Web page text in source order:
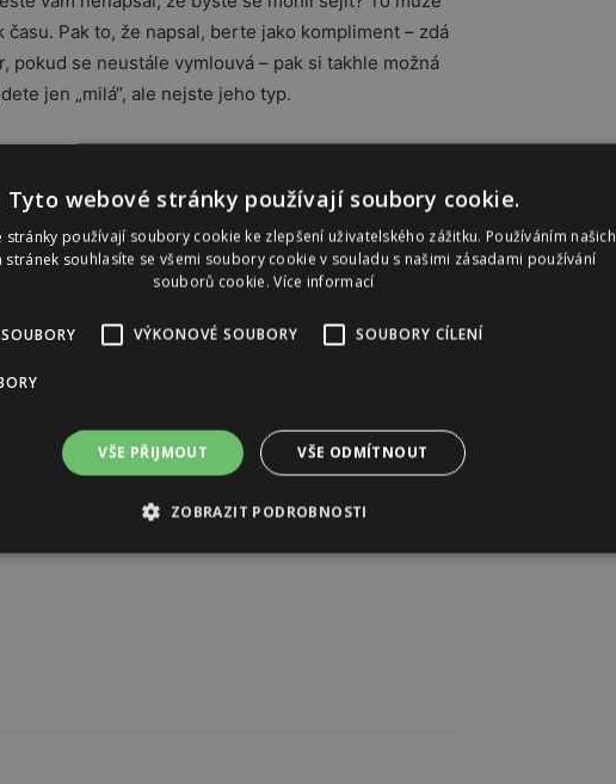
Pak to, že napsal, berte jako kompliment – zdá
pokud se neustále vymlouvá – pak si takhle možná
jen „milá“, ale nejste jeho typ.
na večer s přáteli, pak je až po uši zamilovaný.
pokoušela pozvat na rande anebo mu dávala jasně
jeho typ nebo je zamilovaný do jiné. Nic si z toho
jen ztrácela čas.
Tyto webové stránky používají soubory cookie.
stránky používají soubory cookie ke zlepšení uživatelského zážitku. Používáním našich
stránek souhlasíte se všemi soubory cookie v souladu s našimi zásadami používání
souborů cookie.Více informací
VÝKONOVÉ SOUBORY SOUBORY CÍLENÍ
VŠE PŘIJMOUT VŠE ODMÍTNOUT
ZOBRAZIT PODROBNOSTI